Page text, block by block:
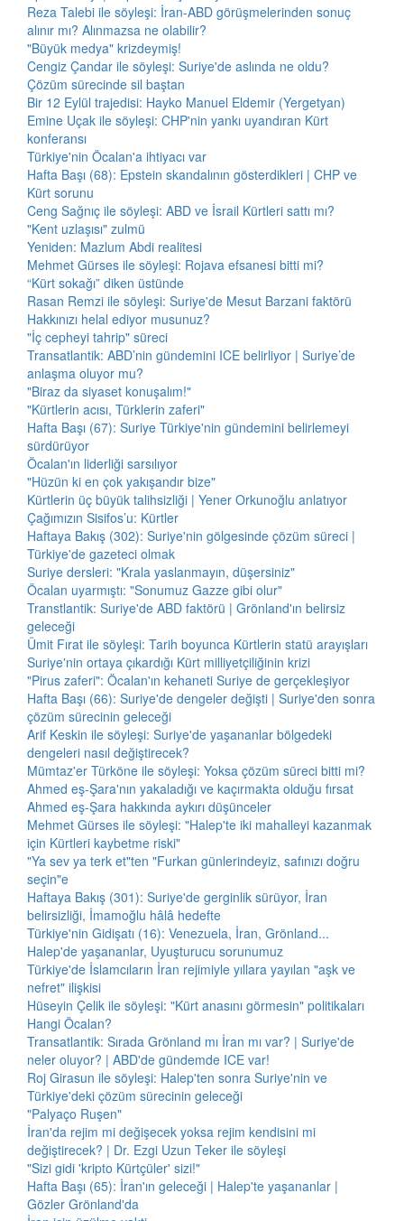
Reza Talebi ile söyleşi: İran-ABD görüşmelerinden sonuç
alınır mı? Alınmazsa ne olabilir?
"Büyük medya" krizdeymiş!
Cengiz Çandar ile söyleşi: Suriye'de aslında ne oldu?
Çözüm sürecinde sil baştan
Bir 12 Eylül trajedisi: Hayko Manuel Eldemir (Yergetyan)
Emine Uçak ile söyleşi: CHP'nin yankı uyandıran Kürt
konferansı
Türkiye'nin Öcalan'a ihtiyacı var
Hafta Başı (68): Epstein skandalının gösterdikleri | CHP ve
Kürt sorunu
Ceng Sağnıç ile söyleşi: ABD ve İsrail Kürtleri sattı mı?
"Kent uzlaşısı" zulmü
Yeniden: Mazlum Abdi realitesi
Mehmet Gürses ile söyleşi: Rojava efsanesi bitti mi?
“Kürt sokağı” diken üstünde
Rasan Remzi ile söyleşi: Suriye'de Mesut Barzani faktörü
Hakkınızı helal ediyor musunuz?
"İç cepheyi tahrip" süreci
Transatlantik: ABD’nin gündemini ICE belirliyor | Suriye’de
anlaşma oluyor mu?
"Biraz da siyaset konuşalım!"
"Kürtlerin acısı, Türklerin zaferi"
Hafta Başı (67): Suriye Türkiye'nin gündemini belirlemeyi
sürdürüyor
Öcalan'ın liderliği sarsılıyor
"Hüzün ki en çok yakışandır bize"
Kürtlerin üç büyük talihsizliği | Yener Orkunoğlu anlatıyor
Çağımızın Sisifos’u: Kürtler
Haftaya Bakış (302): Suriye'nin gölgesinde çözüm süreci |
Türkiye'de gazeteci olmak
Suriye dersleri: "Krala yaslanmayın, düşersiniz"
Öcalan uyarmıştı: "Sonumuz Gazze gibi olur"
Transtlantik: Suriye'de ABD faktörü | Grönland'ın belirsiz
geleceği
Ümit Fırat ile söyleşi: Tarih boyunca Kürtlerin statü arayışları
Suriye'nin ortaya çıkardığı Kürt milliyetçiliğinin krizi
"Pirus zaferi": Öcalan'ın kehaneti Suriye de gerçekleşiyor
Hafta Başı (66): Suriye'de dengeler değişti | Suriye'den sonra
çözüm sürecinin geleceği
Arif Keskin ile söyleşi: Suriye'de yaşananlar bölgedeki
dengeleri nasıl değiştirecek?
Mümtaz'er Türköne ile söyleşi: Yoksa çözüm süreci bitti mi?
Ahmed eş-Şara'nın yakaladığı ve kaçırmakta olduğu fırsat
Ahmed eş-Şara hakkında aykırı düşünceler
Mehmet Gürses ile söyleşi: "Halep'te iki mahalleyi kazanmak
için Kürtleri kaybetme riski"
"Ya sev ya terk et"ten "Furkan günlerindeyiz, safınızı doğru
seçin"e
Haftaya Bakış (301): Suriye'de gerginlik sürüyor, İran
belirsizliği, İmamoğlu hâlâ hedefte
Türkiye'nin Gidişatı (16): Venezuela, İran, Grönland...
Halep'de yaşananlar, Uyuşturucu sorunumuz
Türkiye'de İslamcıların İran rejimiyle yıllara yayılan "aşk ve
nefret" ilişkisi
Hüseyin Çelik ile söyleşi: "Kürt anasını görmesin" politikaları
Hangi Öcalan?
Transatlantik: Sırada Grönland mı İran mı var? | Suriye'de
neler oluyor? | ABD'de gündemde ICE var!
Roj Girasun ile söyleşi: Halep'ten sonra Suriye'nin ve
Türkiye'deki çözüm sürecinin geleceği
"Palyaço Ruşen"
İran'da rejim mi değişecek yoksa rejim kendisini mi
değiştirecek? | Dr. Ezgi Uzun Teker ile söyleşi
"Sizi gidi 'kripto Kürtçüler' sizi!"
Hafta Başı (65): İran'ın geleceği | Halep'te yaşananlar |
Gözler Grönland'da